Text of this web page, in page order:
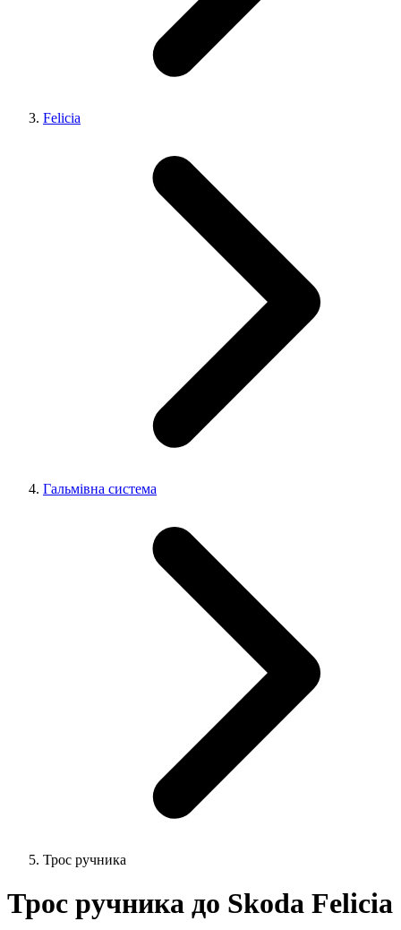
Felicia
Гальмівна система
Трос ручника
Трос ручника до Skoda Felicia